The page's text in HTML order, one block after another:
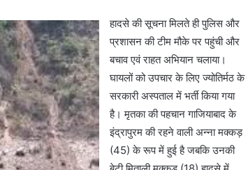
हादसे की सूचना मिलते ही पुलिस और
प्रशासन की टीम मौके पर पहुंची और
बचाव एवं राहत अभियान चलाया।
घायलों को उपचार के लिए ज्योतिर्मठ के
सरकारी अस्पताल में भर्ती किया गया
है। मृतका की पहचान गाजियाबाद के
इंद्रापुरम की रहने वाली अन्ना मक्कड़
(45) के रूप में हुई है जबकि उनकी